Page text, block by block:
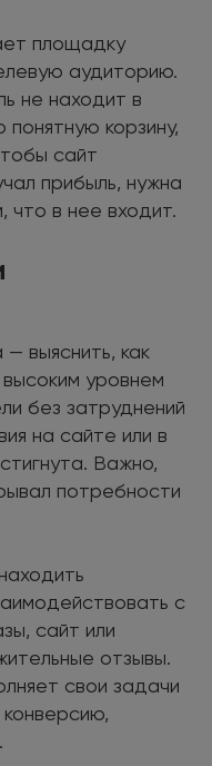
площадку
аудиторию.
не находит в
корзину,
сайт
прибыль, нужна
что в нее входит.
выяснить, как
уровнем
без затруднений
на сайте или в
Важно,
потребности
с
сайт или
отзывы.
свои задачи